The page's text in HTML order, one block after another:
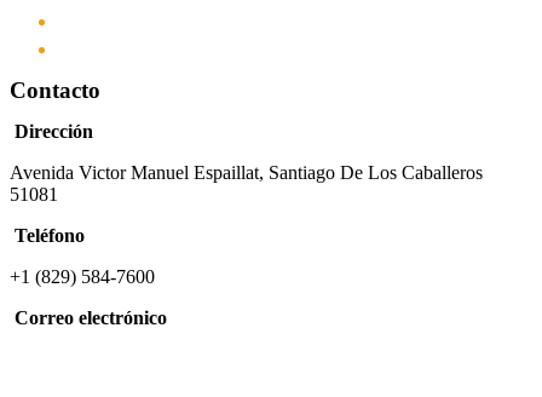
Contacto
Dirección
Avenida Victor Manuel Espaillat, Santiago De Los Caballeros
51081
Teléfono
+1 (829) 584-7600
Correo electrónico